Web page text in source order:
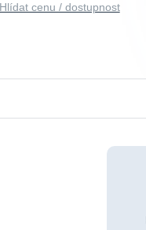
Hlídat cenu / dostupnost